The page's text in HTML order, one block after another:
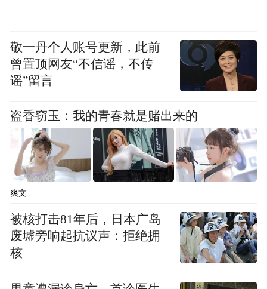
安全驾驶、文明出行，在道路交通安全管理
方面，公安交管部门针对国庆假期车流高峰
和秋季天气特点，联合“一路多方”相关单位
全面排查整治临水临崖、急弯陡坡等危险路
段安全隐患，严查“三超一疲劳”、酒驾醉
驾、“飙车炸街”、农村“双违”等交通违法行
为。同时，通过24小时监测路网运行态势，
疏导拥堵、处理事故，用安全畅通换取群众
的快乐旅途。
敬一丹个人账号更新，此前
曾置顶网友“不信谣，不传
谣”留言
盗香窃玉：我的青春就是赌出来的
爽文
被核打击81年后，日本广岛
废墟旁响起抗议声：拒绝拥
核